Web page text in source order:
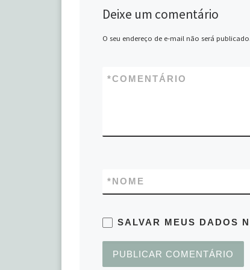
Deixe um comentário
O seu endereço de e-mail não será publicado.
COMENTÁRIO
*
NOME
*
SALVAR MEUS DADOS